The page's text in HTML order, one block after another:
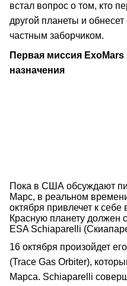
встал вопрос о том, кто
другой планеты и
частным заборчиком.
Первая миссия ExoMars
назначения
Пока в США обсуждают
Марс, в реальном
октября привлечет к
Красную планету должен
ESA Schiaparelli
16 октября произойдет
(Trace Gas Orbiter),
Марса. Schiaparelli